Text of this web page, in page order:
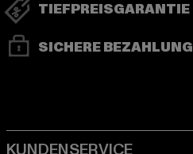
TIEFPREISGARANTIE
SICHERE BEZAHLUNG